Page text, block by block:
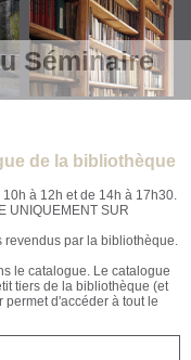
Séminaire
de la bibliothèque
à 12h et de 14h à 17h30.
UNIQUEMENT SUR
revendus par la bibliothèque.
le catalogue. Le catalogue
tiers de la bibliothèque (et
d'accéder à tout le